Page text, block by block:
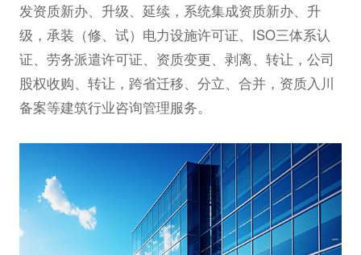
发资质新办、升级、延续，系统集成资质新办、升
级，承装（修、试）电力设施许可证、ISO三体系认
证、劳务派遣许可证、资质变更、剥离、转让，公司
股权收购、转让，跨省迁移、分立、合并，资质入川
备案等建筑行业咨询管理服务。